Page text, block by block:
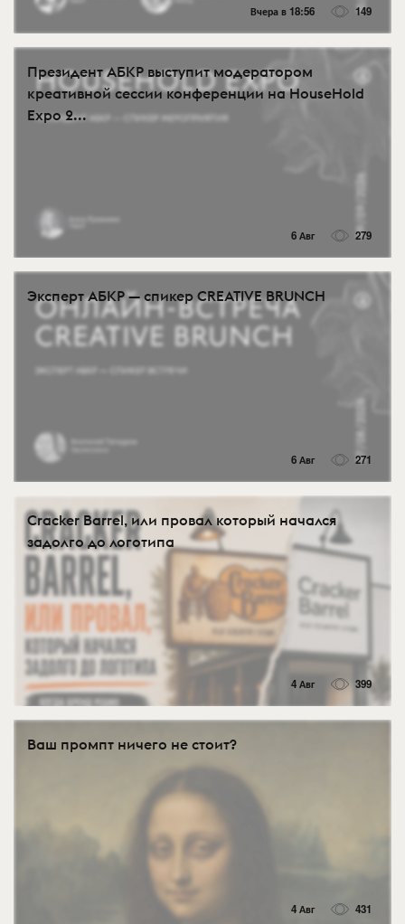
Вчера в 18:56 149
Президент АБКР выступит модератором
креативной сессии конференции на HouseHold
Expo 2...
6 Авг 279
Эксперт АБКР — спикер CREATIVE BRUNCH
6 Авг 271
Cracker Barrel, или провал который начался
задолго до логотипа
4 Авг 399
Ваш промпт ничего не стоит?
4 Авг 431